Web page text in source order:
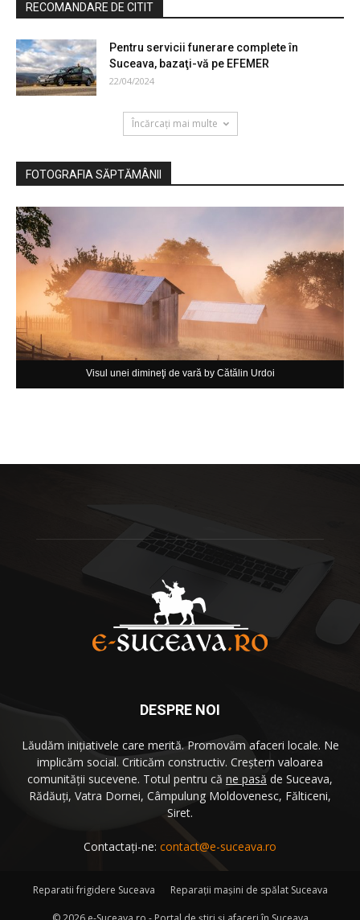
RECOMANDARE DE CITIT
Pentru servicii funerare complete în
Suceava, bazaţi-vă pe EFEMER
22/04/2024
Încărcați mai multe
FOTOGRAFIA SĂPTĂMÂNII
Visul unei dimineţi de vară by Cătălin Urdoi
DESPRE NOI
Lăudăm iniţiativele care merită. Promovăm afaceri locale. Ne
implicăm social. Criticăm constructiv. Creştem valoarea
comunităţii sucevene. Totul pentru că ne pasă de Suceava,
Rădăuţi, Vatra Dornei, Câmpulung Moldovenesc, Fălticeni,
Siret.
Contactați-ne: contact@e-suceava.ro
Reparatii frigidere Suceava Reparaţii maşini de spălat Suceava